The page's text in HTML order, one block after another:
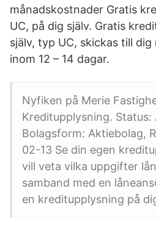
månadskostnader Gratis
UC, på dig själv. Gratis
själv, typ UC, skickas till
inom 12 – 14 dagar.
Nyfiken på Merie
Kreditupplysning. Status:
Bolagsform: Aktiebolag,
02-13 Se din egen
vill veta vilka uppgifter
samband med en
en kreditupplysning på